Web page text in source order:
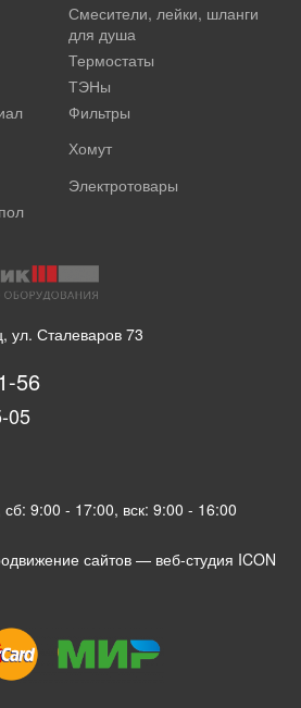
Смесители, лейки, шланги
для душа
Термостаты
ТЭНы
Фильтры
Хомут
Электротовары
ул. Сталеваров 73
56
05
9:00 - 17:00, вск: 9:00 - 16:00
сайтов — веб-студия ICON